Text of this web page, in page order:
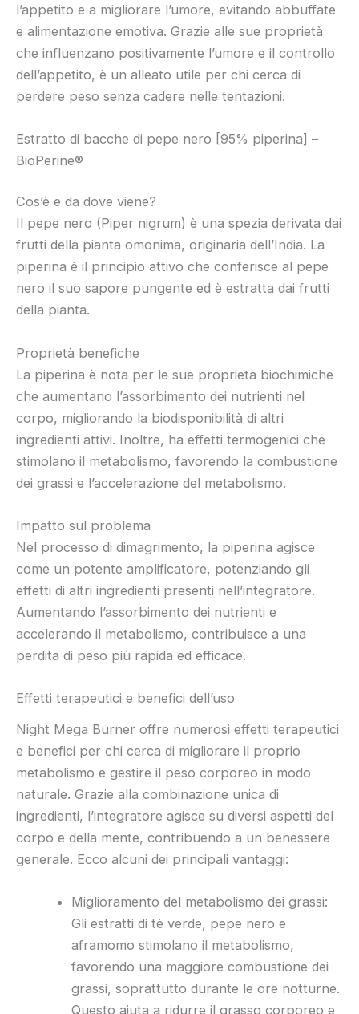
l’appetito e a migliorare l’umore, evitando abbuffate
e alimentazione emotiva. Grazie alle sue proprietà
che influenzano positivamente l’umore e il controllo
dell’appetito, è un alleato utile per chi cerca di
perdere peso senza cadere nelle tentazioni.
Estratto di bacche di pepe nero [95% piperina] –
BioPerine®
Cos’è e da dove viene?
Il pepe nero (Piper nigrum) è una spezia derivata dai
frutti della pianta omonima, originaria dell’India. La
piperina è il principio attivo che conferisce al pepe
nero il suo sapore pungente ed è estratta dai frutti
della pianta.
Proprietà benefiche
La piperina è nota per le sue proprietà biochimiche
che aumentano l’assorbimento dei nutrienti nel
corpo, migliorando la biodisponibilità di altri
ingredienti attivi. Inoltre, ha effetti termogenici che
stimolano il metabolismo, favorendo la combustione
dei grassi e l’accelerazione del metabolismo.
Impatto sul problema
Nel processo di dimagrimento, la piperina agisce
come un potente amplificatore, potenziando gli
effetti di altri ingredienti presenti nell’integratore.
Aumentando l’assorbimento dei nutrienti e
accelerando il metabolismo, contribuisce a una
perdita di peso più rapida ed efficace.
Effetti terapeutici e benefici dell’uso
Night Mega Burner offre numerosi effetti terapeutici
e benefici per chi cerca di migliorare il proprio
metabolismo e gestire il peso corporeo in modo
naturale. Grazie alla combinazione unica di
ingredienti, l’integratore agisce su diversi aspetti del
corpo e della mente, contribuendo a un benessere
generale. Ecco alcuni dei principali vantaggi:
Miglioramento del metabolismo dei grassi:
Gli estratti di tè verde, pepe nero e
aframomo stimolano il metabolismo,
favorendo una maggiore combustione dei
grassi, soprattutto durante le ore notturne.
Questo aiuta a ridurre il grasso corporeo e